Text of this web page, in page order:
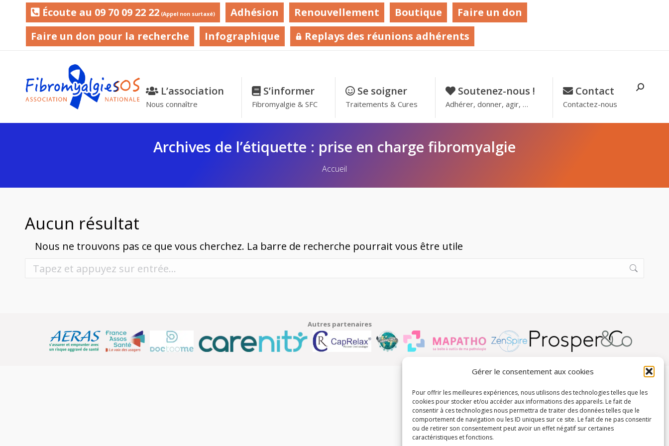
Gérer le consentement aux cookies
Pour offrir les meilleures expériences, nous utilisons des technologies telles que les
cookies pour stocker et/ou accéder aux informations des appareils. Le fait de
consentir à ces technologies nous permettra de traiter des données telles que le
comportement de navigation ou les ID uniques sur ce site. Le fait de ne pas consentir
ou de retirer son consentement peut avoir un effet négatif sur certaines
caractéristiques et fonctions.
Écoute au 09 70 09 22 22 (Appel non surtaxé) Adhésion Renouvellement Boutique
Faire un don
Faire un don pour la recherche
Infographique Replays des réunions adhérents
L’association
Nous connaître
S’informer–
Fibromyalgie & SFC
Se soigner–
Traitements & Cures
Soutenez-nous !
Adhérer, donner, agir, …
Contact
Contactez-nous
Archives de l’étiquette : prise en charge fibromyalgie
Vous êtes ici :
Accueil
Aucun résultat
Nous ne trouvons pas ce que vous cherchez. La barre de recherche pourrait vous être utile
Recherche
Autres partenaires